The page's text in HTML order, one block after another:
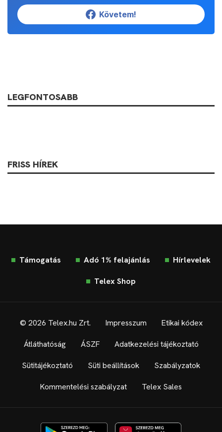
Követem!
LEGFONTOSABB
FRISS HÍREK
Támogatás Adó 1% felajánlás Hírlevelek
Telex Shop
© 2026 Telex.hu Zrt. Impresszum Etikai kódex
Átláthatóság ÁSZF Adatkezelési tájékoztató
Sütitájékoztató Süti beállítások Szabályzatok
Kommentelési szabályzat Telex Sales